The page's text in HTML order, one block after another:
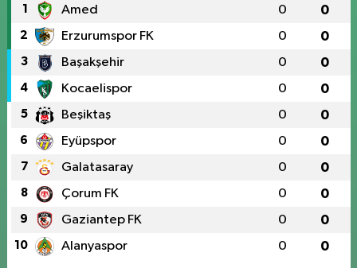
1 Amed 0 0
2 Erzurumspor FK 0 0
3 Başakşehir 0 0
4 Kocaelispor 0 0
5 Beşiktaş 0 0
6 Eyüpspor 0 0
7 Galatasaray 0 0
8 Çorum FK 0 0
9 Gaziantep FK 0 0
10 Alanyaspor 0 0